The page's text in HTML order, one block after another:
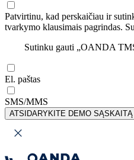
Patvirtinu, kad perskaičiau ir
tvarkymo klausimais pagrindas.
Sutinku gauti „OANDA
El. paštas
SMS/MMS
ATSIDARYKITE DEMO